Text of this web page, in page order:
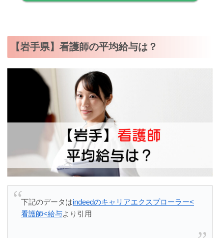
【岩手県】看護師の平均給与は？
下記のデータはindeedのキャリアエクスプローラー<
看護師<給与より引用